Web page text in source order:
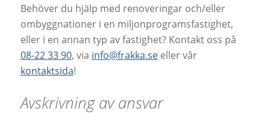
Behöver du hjälp med renoveringar och/eller
ombyggnationer i en miljonprogramsfastighet,
eller i en annan typ av fastighet? Kontakt oss på
08-22 33 90, via info@frakka.seeller vår
kontaktsida!
Avskrivning av ansvar